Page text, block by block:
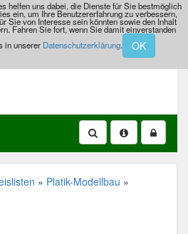
helfen uns dabei, die Dienste für Sie bestmöglich
ein, um Ihre Benutzererfahrung zu verbessern,
Sie von Interesse sein könnten sowie den Inhalt
Fahren Sie fort, wenn Sie damit einverstanden
in unserer Datenschutzerklärung. OK
» Platik-Modellbau »